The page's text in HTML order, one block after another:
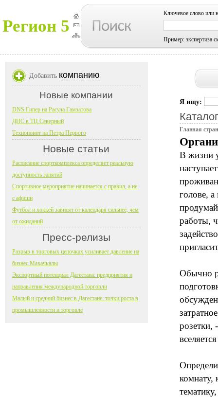
Регион 5
Ключевое слово или
Пример: экспертиза
Я ищу:
Главная
В жизни
голове,
работы,
Обычно
розетки,
комнату,
Добавить компанию
Новые компании
DNS Гипер на Расула Гамзатова
ДНС в ТЦ Северный
Технопоинт на Петра Первого
Новые статьи
Расписание спорткомплекса определяет реальную
доступность занятий
Спортивное мероприятие начинается с правил, а не
с афиши
Футбол и хоккей зависят от календаря сильнее, чем
от ожиданий
Пресс-релизы
Разрыв в торговых цепочках усиливает давление на
бизнес Махачкалы
Экспортный потенциал Дагестана: предприятия и
направления международной торговли
Малый и средний бизнес в Дагестане: точки роста в
промышленности и торговле